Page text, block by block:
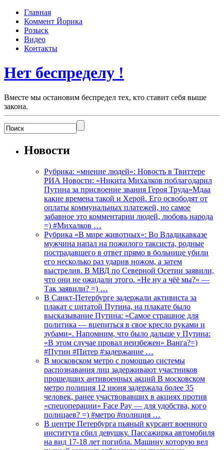
Главная
Коммент Йорика
Розыск
Видео
Контакты
Нет беспределу !
Вместе мы остановим беспредел тех, кто ставит себя выше
закона.
Новости
Рубрика: «мнение людей»: Новость в Твиттере
РИА Новости: «Никита Михалков поблагодарил
Путина за присвоение звания Героя Труда»Мдаа
какие времена такой и Херой. Его освободят от
оплаты коммунальных платежей, но самое
забавное это комментарии людей, любовь народа
=) #Михалков …
Рубрика «В мире животных»: Во Владикавказе
мужчина напал на пожилого таксиста, родные
пострадавшего в ответ прямо в больнице убили
его несколько раз ударив ножом, а затем
выстрелив. В МВД по Северной Осетии заявили,
что они не ожидали этого. «Не ну а чёё мы?» —
Так заявили? =) …
В Санкт-Петербурге задержали активиста за
плакат с цитатой Путина, на плакате было
высказывание Путина: «Самое страшное для
политика — вцепиться в свое кресло руками и
зубами». Напомним, что было дальше у Путина:
«В этом случае провал неизбежен» Ванга?=)
#Путин #Питер #задержание …
В московском метро с помощью системы
распознавания лиц задерживают участников
прошедших антивоенных акций В московском
метро полиция 12 июня задержала более 35
человек, ранее участвовавших в акциях против
«спецоперации» Face Pay — для удобства, кого
полицаев? =) #метро #полиция …
В центре Петербурга пьяный курсант военного
института сбил девушку. Пассажирка автомобиля
на вид 17-18 лет погибла. Машину которую вел